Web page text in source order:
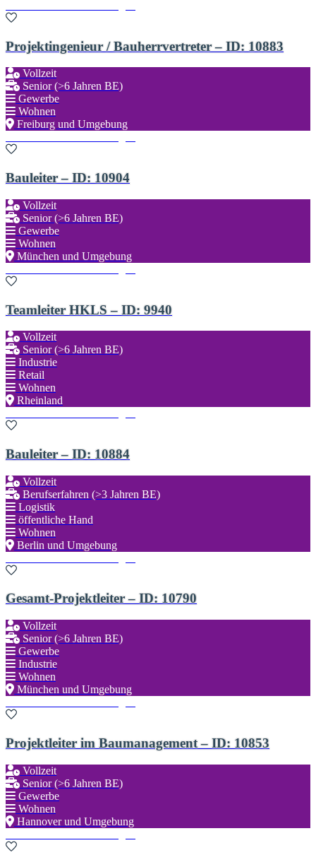
Projektingenieur / Bauherrvertreter – ID: 10883
Vollzeit
Senior (>6 Jahren BE)
Gewerbe
Wohnen
Freiburg und Umgebung
Bauleiter – ID: 10904
Vollzeit
Senior (>6 Jahren BE)
Gewerbe
Wohnen
München und Umgebung
Teamleiter HKLS – ID: 9940
Vollzeit
Senior (>6 Jahren BE)
Industrie
Retail
Wohnen
Rheinland
Bauleiter – ID: 10884
Vollzeit
Berufserfahren (>3 Jahren BE)
Logistik
öffentliche Hand
Wohnen
Berlin und Umgebung
Gesamt-Projektleiter – ID: 10790
Vollzeit
Senior (>6 Jahren BE)
Gewerbe
Industrie
Wohnen
München und Umgebung
Projektleiter im Baumanagement – ID: 10853
Vollzeit
Senior (>6 Jahren BE)
Gewerbe
Wohnen
Hannover und Umgebung